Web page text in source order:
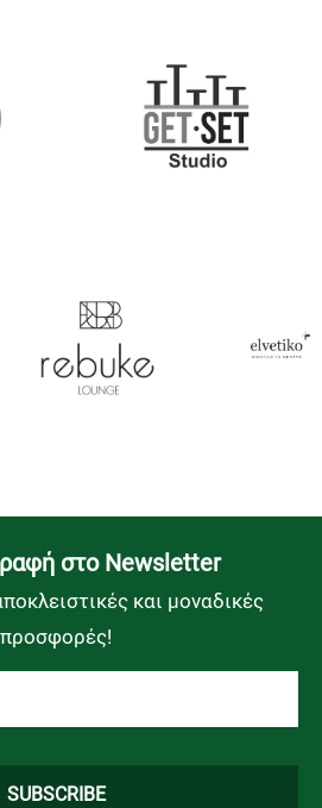
στο Newsletter
και μοναδικές
προσφορές!